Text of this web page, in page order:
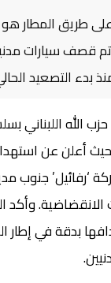
طريق المطار
قصف سيارات
بدء التصعيد
حزب الله اللبناني
حيث أعلن عن
‘رفائيل’ جنوب
وأكد
بدقة في إطار